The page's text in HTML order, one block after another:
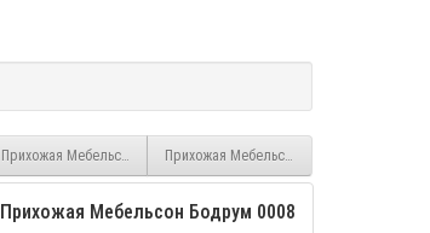
Прихожая Мебельсон Бодрум 0012Прихожая Мебельсон Бодрум 0008/2
Прихожая Мебельсон Бодрум 0008